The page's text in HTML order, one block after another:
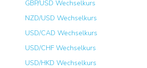
GBP/USD Wechselkurs
NZD/USD Wechselkurs
USD/CAD Wechselkurs
USD/CHF Wechselkurs
USD/HKD Wechselkurs